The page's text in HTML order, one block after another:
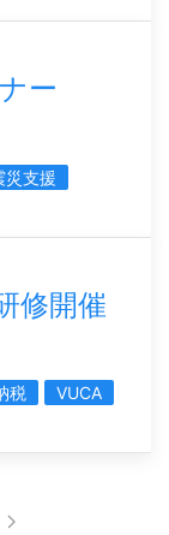
ー
災支援
修開催
税
VUCA